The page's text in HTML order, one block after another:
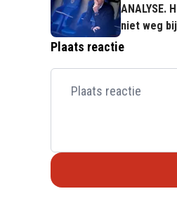
ANALYSE.
niet weg
Plaats reactie